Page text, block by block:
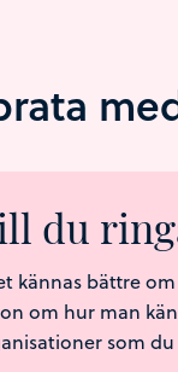
du
kännas bättre
om hur man
som